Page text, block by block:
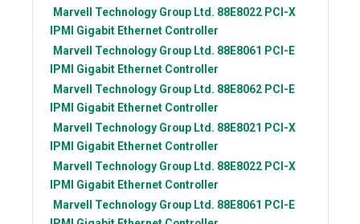
Marvell Technology Group Ltd. 88E8022 PCI-X
IPMI Gigabit Ethernet Controller
Marvell Technology Group Ltd. 88E8061 PCI-E
IPMI Gigabit Ethernet Controller
Marvell Technology Group Ltd. 88E8062 PCI-E
IPMI Gigabit Ethernet Controller
Marvell Technology Group Ltd. 88E8021 PCI-X
IPMI Gigabit Ethernet Controller
Marvell Technology Group Ltd. 88E8022 PCI-X
IPMI Gigabit Ethernet Controller
Marvell Technology Group Ltd. 88E8061 PCI-E